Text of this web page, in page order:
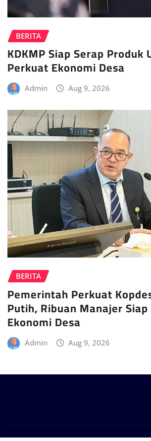
BERITA
KDKMP Siap Serap Produk
Perkuat Ekonomi Desa
Admin Aug 9, 2026
BERITA
Pemerintah Perkuat
Putih, Ribuan Manajer
Ekonomi Desa
Admin Aug 9, 2026